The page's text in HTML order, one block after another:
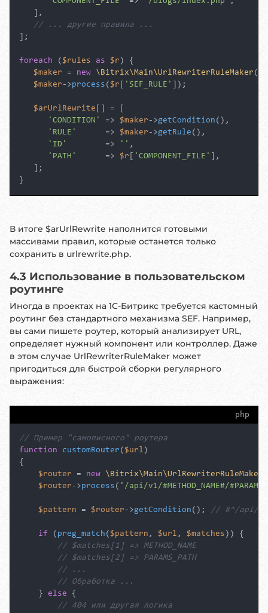
   ],
// ... другие правила ...
];
foreach ( $rules as $r ) {
$maker = new \Bitrix\Main\UrlRewriterRuleMaker ();
$maker->process ( $r 'SEF_RULE' ]);
$arUrlRewrite [] = [
'CONDITION'
=> $maker->getCondition (),
'RULE'
      =>
$maker->getRule (),
'ID'
        =>
'' ,
'PATH'
      =>
$r 'COMPONENT_FILE'
],
   ];
}
В итоге $arUrlRewrite наполнится готовыми
массивами правил, которые останется только
сохранить в urlrewrite.php.
4.3 Использование в пользовательском
роутинге
Иногда в проектах на 1С-Битрикс требуется кастомный
роутинг без стандартного механизма SEF. Например,
вы сами пишете роутер, который анализирует URL,
определяет нужный компонент или контроллер. Даже
в этом случае UrlRewriterRuleMaker может
пригодиться для быстрой сборки регулярного
выражения:
php
// Пример "самописного" роутера
function
customRouter ( $url
{
$router = new \Bitrix\Main\UrlRewriterRuleMaker
$router->process ( '/api/v1/#METHOD_NAME#/
$pattern = $router->getCondition (); // #^/api/
if ( preg_match ( $pattern , $url , $matches )) {
// $matches[1] => METHOD_NAME
// $matches[2] => PARAMS_PATH
// ...
// Обработка ...
    }
else {
// 404 или другая логика